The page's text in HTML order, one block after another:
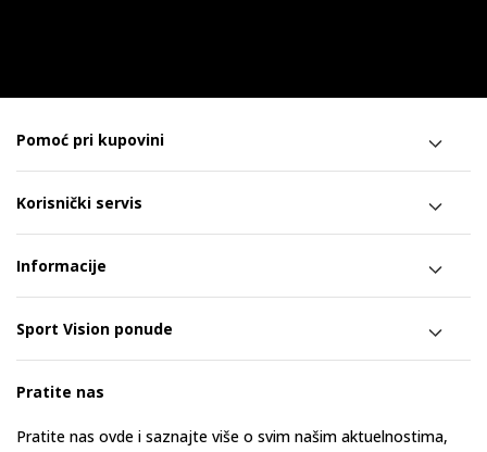
Pomoć pri kupovini
Korisnički servis
Informacije
Sport Vision ponude
Pratite nas
Pratite nas ovde i saznajte više o svim našim aktuelnostima,